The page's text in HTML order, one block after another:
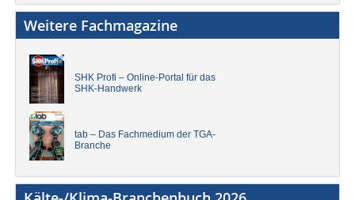
Weitere Fachmagazine
SHK Profi – Online-Portal für das
SHK-Handwerk
tab – Das Fachmedium der TGA-
Branche